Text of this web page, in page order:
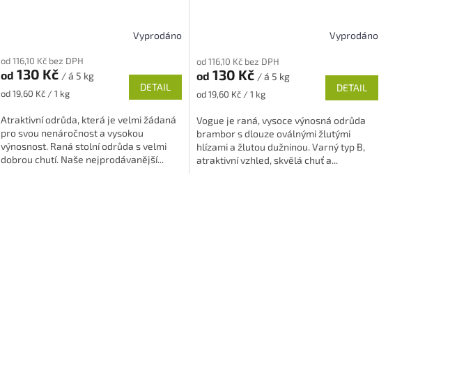
produktu
je
5,0
5
hvězdiček.
Vyprodáno
od 116,10 Kč bez DPH
od 130 Kč / á 5 kg
Měrná
od 19,60 Kč / 1 kg
DETAIL
Atraktivní odrůda, která je velmi žádaná
pro svou nenáročnost a vysokou
výnosnost. Raná stolní odrůda s velmi
dobrou chutí. Naše nejprodávanější...
produktu
je
4,9
5
hvězdiček.
Vyprodáno
od 116,10 Kč bez DPH
od 130 Kč / á 5 kg
Měrná
od 19,60 Kč / 1 kg
DETAIL
Vogue je raná, vysoce výnosná odrůda
brambor s dlouze oválnými žlutými
hlízami a žlutou dužninou. Varný typ B,
atraktivní vzhled, skvělá chuť a...